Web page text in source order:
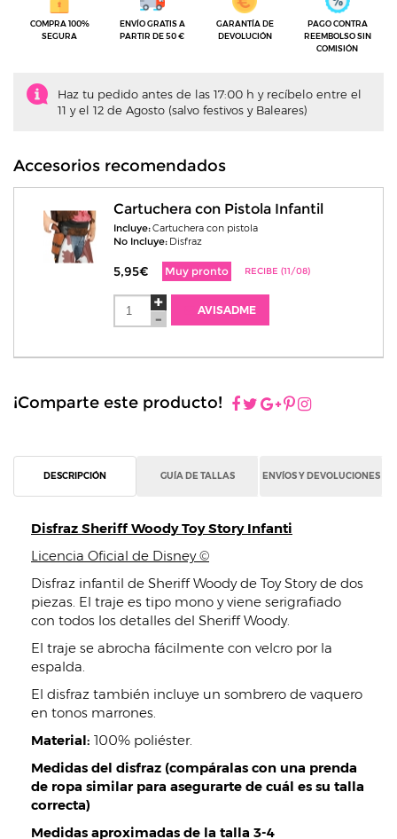
COMPRA 100%
SEGURA
ENVÍO GRATIS A
PARTIR DE 50 €
GARANTÍA DE
DEVOLUCIÓN
PAGO CONTRA
REEMBOLSO SIN
COMISIÓN
Haz tu pedido antes de las 17:00 h y recíbelo entre el
11 y el 12 de Agosto (salvo festivos y Baleares)
Accesorios recomendados
Cartuchera con Pistola Infantil
Incluye:Cartuchera con pistola
No Incluye: Disfraz
5,95€ Muy pronto RECIBE (11/08)
AVISADME
¡Comparte este producto!
DESCRIPCIÓN GUÍA DE TALLAS ENVÍOS Y DEVOLUCIONES
Disfraz Sheriff Woody Toy Story Infanti
Licencia Oficial de Disney ©
Disfraz infantil de Sheriff Woody de Toy Story de dos
piezas. El traje es tipo mono y viene serigrafiado
con todos los detalles del Sheriff Woody.
El traje se abrocha fácilmente con velcro por la
espalda.
El disfraz también incluye un sombrero de vaquero
en tonos marrones.
Material: 100% poliéster.
Medidas del disfraz (compáralas con una prenda
de ropa similar para asegurarte de cuál es su talla
correcta)
Medidas aproximadas de la talla 3-4